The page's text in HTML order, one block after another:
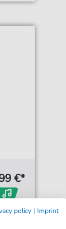
€*
policy | Imprint